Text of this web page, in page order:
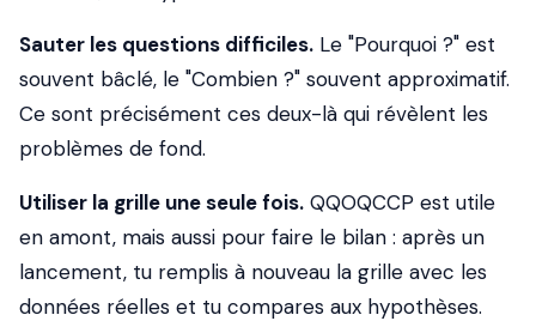
Sauter les questions difficiles. Le "Pourquoi ?" est
souvent bâclé, le "Combien ?" souvent approximatif.
Ce sont précisément ces deux-là qui révèlent les
problèmes de fond.
Utiliser la grille une seule fois. QQOQCCP est utile
en amont, mais aussi pour faire le bilan : après un
lancement, tu remplis à nouveau la grille avec les
données réelles et tu compares aux hypothèses.